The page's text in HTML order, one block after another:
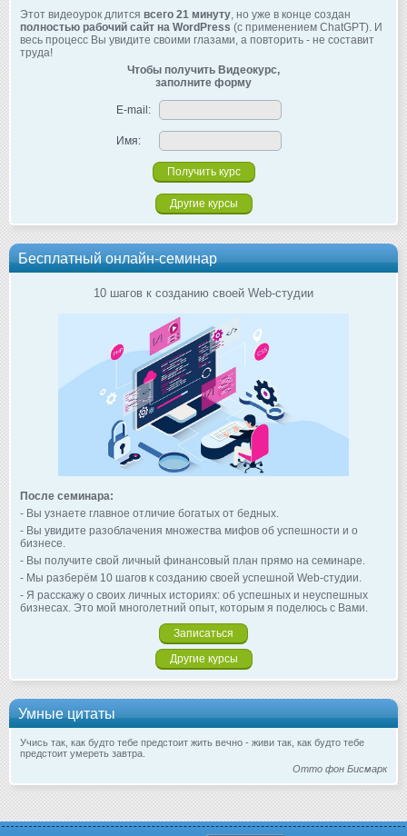
Этот видеоурок длится всего 21 минуту , но уже в конце создан
полностью рабочий сайт на WordPress (с применением ChatGPT). И
весь процесс Вы увидите своими глазами, а повторить - не составит
труда!
Чтобы получить Видеокурс,
заполните форму
E-mail:
Имя:
Другие курсы
Бесплатный онлайн-семинар
10 шагов к созданию своей Web-студии
После семинара:
- Вы узнаете главное отличие богатых от бедных.
- Вы увидите разоблачения множества мифов об успешности и о
бизнесе.
- Вы получите свой личный финансовый план прямо на семинаре.
- Мы разберём 10 шагов к созданию своей успешной Web-студии.
- Я расскажу о своих личных историях: об успешных и неуспешных
бизнесах. Это мой многолетний опыт, которым я поделюсь с Вами.
Записаться
Другие курсы
Умные цитаты
Учись так, как будто тебе предстоит жить вечно - живи так, как будто тебе
предстоит умереть завтра.
Отто фон Бисмарк